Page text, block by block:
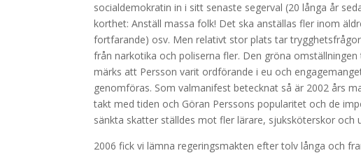
socialdemokratin in i sitt senaste segerval (20 långa år
korthet: Anställ massa folk! Det ska anställas fler inom
fortfarande) osv. Men relativt stor plats tar
från narkotika och poliserna fler. Den gröna
märks att Persson varit ordförande i eu och
genomföras. Som valmanifest betecknat så är 2002 års
takt med tiden och Göran Perssons popularitet och de
sänkta skatter ställdes mot fler lärare, sjuksköterskor och
2006 fick vi lämna regeringsmakten efter tolv långa och